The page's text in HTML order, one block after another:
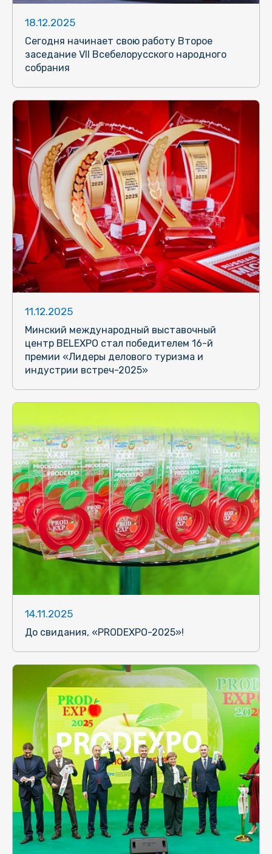
18.12.2025
Сегодня начинает свою работу Второе
заседание VII Всебелорусского народного
собрания
11.12.2025
Минский международный выставочный
центр BELEXPO стал победителем 16-й
премии «Лидеры делового туризма и
индустрии встреч-2025»
14.11.2025
До свидания, «PRODEXPO-2025»!